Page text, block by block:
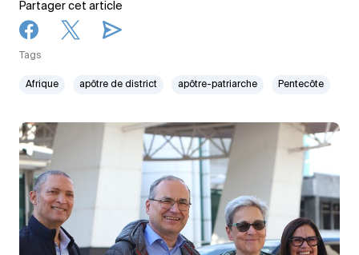
Partager cet article
Tags
Afrique apôtre de district apôtre-patriarche Pentecôte